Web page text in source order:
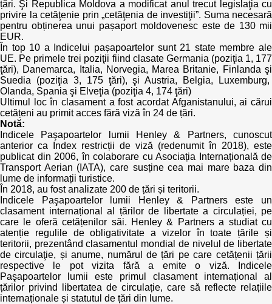
țări. Şi Republica Moldova a modificat anul trecut legislaţia cu
privire la cetăţenie prin „cetăţenia de investiţii”. Suma necesară
pentru obținerea unui pașaport moldovenesc este de 130 mii
EUR.
În top 10 a Indicelui pașapoartelor sunt 21 state membre ale
UE. Pe primele trei poziţii fiind clasate Germania (poziţia 1, 177
ţări), Danemarca, Italia, Norvegia, Marea Britanie, Finlanda şi
Suedia (poziţia 3, 175 ţări), şi Austria, Belgia, Luxemburg,
Olanda, Spania şi Elveţia (poziţia 4, 174 ţări)
Ultimul loc în clasament a fost acordat Afganistanului, ai cărui
cetățeni au primit acces fără viză în 24 de țări.
Notă:
Indicele Paşapoartelor lumii Henley & Partners, cunoscut
anterior ca Index restricții de viză (redenumit în 2018), este
publicat din 2006, în colaborare cu Asociația Internațională de
Transport Aerian (IATA), care susține cea mai mare baza din
lume de informații turistice.
În 2018, au fost analizate 200 de țări și teritorii.
Indicele Paşapoartelor lumii Henley & Partners este un
clasament internațional al țărilor de libertate a circulației, pe
care le oferă cetățenilor săi. Henley & Partners a studiat cu
atenție regulile de obligativitate a vizelor în toate țările și
teritorii, prezentând clasamentul mondial de nivelul de libertate
de circulaţie, și anume, numărul de țări pe care cetățenii țării
respective le pot vizita fără a emite o viză. Indicele
Paşapoartelor lumii este primul clasament internațional al
țărilor privind libertatea de circulație, care să reflecte relațiile
internaționale și statutul de țări din lume.